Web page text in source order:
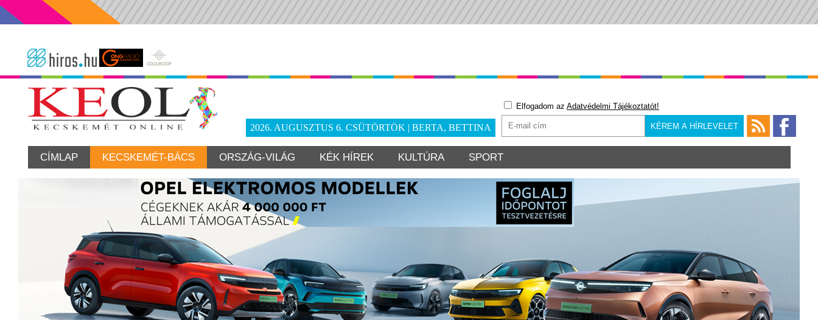
2026. AUGUSZTUS 6. CSÜTÖRTÖK | BERTA, BETTINA
Elfogadom az Adatvédelmi Tájékoztatót!
CÍMLAP KECSKEMÉT-BÁCS ORSZÁG-VILÁG KÉK HÍREK KULTÚRA SPORT